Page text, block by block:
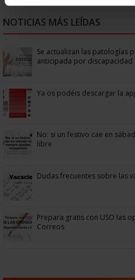
NOTICIAS MÁS LEÍDAS
Se actualizan las patologías
anticipada por discapacidad
Ya os podéis descargar la
No: si un festivo cae en
libre
Dudas frecuentes sobre las
Prepara gratis con USO las
Correos